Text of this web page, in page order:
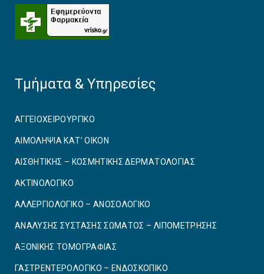
Τμήματα & Υπηρεσίες
ΑΓΓΕΙΟΧΕΙΡΟΥΡΓΙΚO
ΑΙΜΟΛΗΨΙΑ ΚΑΤ’ ΟΙΚΟΝ
ΑΙΣΘΗΤΙΚΗΣ – ΚΟΣΜΗΤΙΚΗΣ ΔΕΡΜΑΤΟΛΟΓΙΑΣ
ΑΚΤΙΝΟΛΟΓΙΚΟ
ΑΛΛΕΡΓΙΟΛΟΓΙΚΟ – ΑΝΟΣΟΛΟΓΙΚΟ
ΑΝΑΛΥΣΗΣ ΣΥΣΤΑΣΗΣ ΣΩΜΑΤΟΣ – ΛΙΠΟΜΕΤΡΗΣΗΣ
ΑΞΟΝΙΚΗΣ ΤΟΜΟΓΡΑΦΙΑΣ
ΓΑΣΤΡΕΝΤΕΡΟΛΟΓΙΚΟ – ΕΝΔΟΣΚΟΠΙΚΟ